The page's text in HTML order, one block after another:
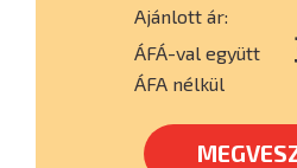
Ajánlott ár:
ÁFÁ-val együtt
ÁFA nélkül